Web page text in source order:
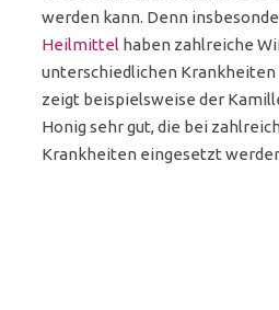
werden kann. Denn
Heilmittel haben zahlreiche
unterschiedlichen Krankheiten
zeigt beispielsweise der
Honig sehr gut, die bei
Krankheiten eingesetzt